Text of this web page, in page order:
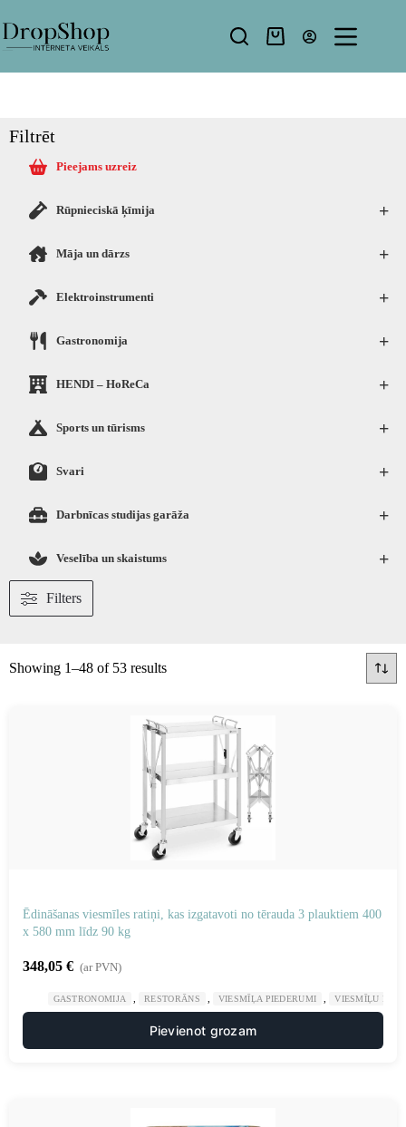
Filtrēt
Pieejams uzreiz
+
Rūpnieciskā ķīmija
+
Māja un dārzs
+
Elektroinstrumenti
+
Gastronomija
+
HENDI – HoReCa
+
Sports un tūrisms
+
Svari
+
Darbnīcas studijas garāža
+
Veselība un skaistums
Filters
Showing 1–48 of 53 results
Ēdināšanas viesmīles ratiņi, kas izgatavoti no tērauda 3 plauktiem 400
x 580 mm līdz 90 kg
348,05 € (ar PVN)
GASTRONOMIJA RESTORĀNS VIESMĪĻA PIEDERUMI VIESMĪĻU
Pievienot grozam